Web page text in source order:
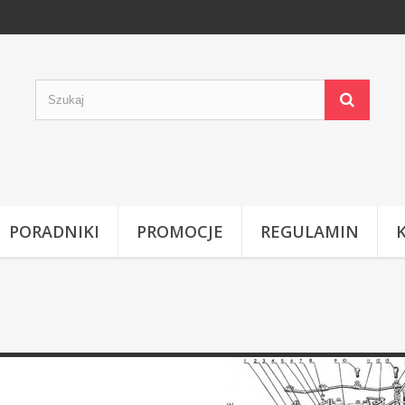
PORADNIKI PROMOCJE REGULAMIN